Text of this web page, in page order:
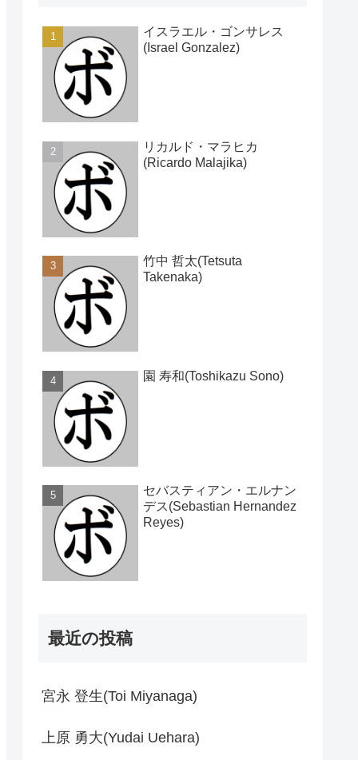
イスラエル・ゴンサレス
(Israel Gonzalez)
リカルド・マラヒカ
(Ricardo Malajika)
竹中 哲太(Tetsuta
Takenaka)
園 寿和(Toshikazu Sono)
セバスティアン・エルナン
デス(Sebastian Hernandez
Reyes)
最近の投稿
宮永 登生(Toi Miyanaga)
上原 勇大(Yudai Uehara)